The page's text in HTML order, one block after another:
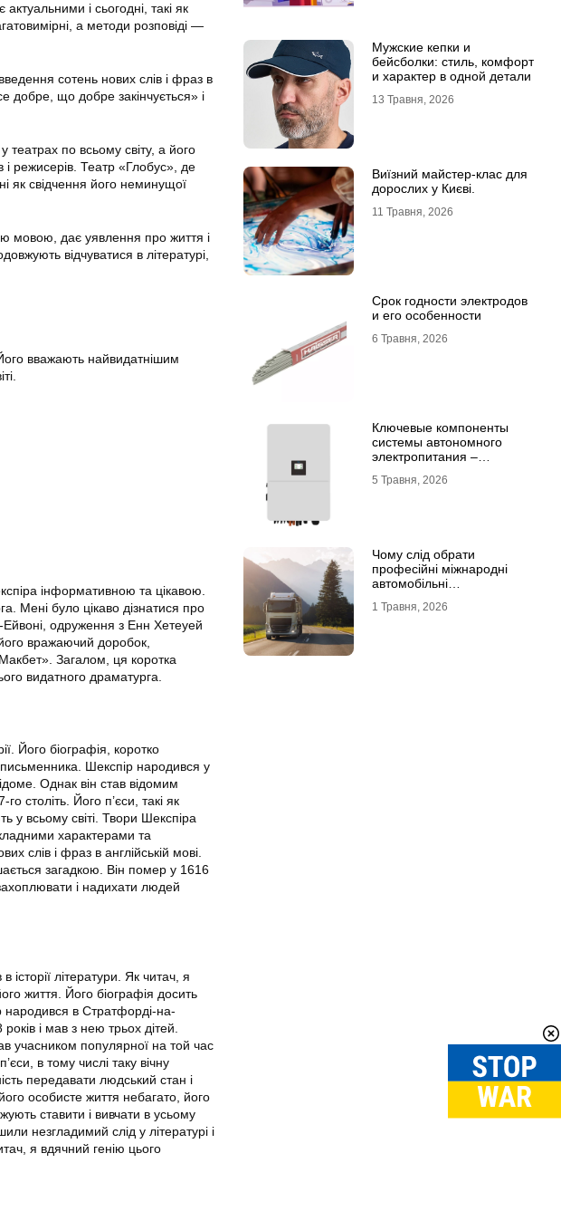
і сьогодні, такі як
а методи розповіді —
сотень нових слів і фраз в
добре, що добре закінчується» і
по всьому світу, а його
і режисерів. Театр «Глобус», де
як свідчення його неминущої
мовою, дає уявлення про життя і
відчуватися в літературі,
вважають найвидатнішим
інформативною та цікавою.
Мені було цікаво дізнатися про
одруження з Енн Хетеуей
вражаючий доробок,
Загалом, ця коротка
видатного драматурга.
Його біографія, коротко
письменника. Шекспір народився у
Однак він став відомим
століть. Його п’єси, такі як
у всьому світі. Твори Шекспіра
характерами та
слів і фраз в англійській мові.
загадкою. Він помер у 1616
і надихати людей
літератури. Як читач, я
життя. Його біографія досить
народився в Стратфорді-на-
і мав з нею трьох дітей.
учасником популярної на той час
в тому числі таку вічну
передавати людський стан і
особисте життя небагато, його
ставити і вивчати в усьому
незгладимий слід у літературі і
я вдячний генію цього
Мужские кепки и
бейсболки: стиль, комфорт
и характер в одной детали
13 Травня, 2026
Виїзний майстер-клас для
дорослих у Києві.
11 Травня, 2026
Срок годности электродов
и его особенности
6 Травня, 2026
Ключевые компоненты
системы автономного
электропитания –
DEYE
5 Травня, 2026
Чому слід обрати
професійні міжнародні
автомобільні
1 Травня, 2026